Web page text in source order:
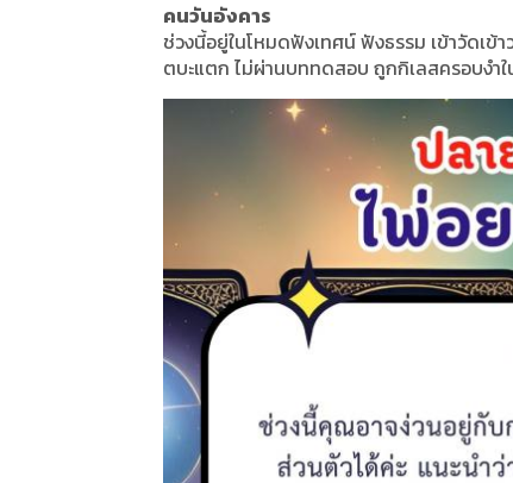
คนวันอังคาร
ช่วงนี้อยู่ในโหมดฟังเทศน์ ฟังธรรม เข้าวัดเข้
ตบะแตก ไม่ผ่านบททดสอบ ถูกกิเลสครอบงำใ